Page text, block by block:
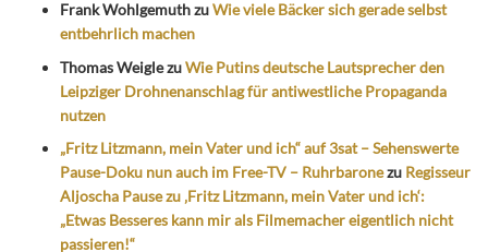
Frank WohlgemuthzuWie viele Bäcker sich gerade selbst
entbehrlich machen
Thomas WeiglezuWie Putins deutsche Lautsprecher den
Leipziger Drohnenanschlag für antiwestliche Propaganda
nutzen
„Fritz Litzmann, mein Vater und ich“ auf 3sat – Sehenswerte
Pause-Doku nun auch im Free-TV – Ruhrbaronezu Regisseur
Aljoscha Pause zu ‚Fritz Litzmann, mein Vater und ich‘:
„Etwas Besseres kann mir als Filmemacher eigentlich nicht
passieren!“